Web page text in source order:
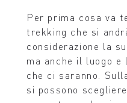
Per prima cosa va
trekking che si
considerazione la
ma anche il luogo
che ci saranno.
si possono